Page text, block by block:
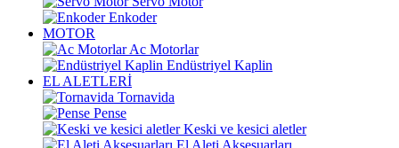
Enkoder
MOTOR
Ac Motorlar
Endüstriyel Kaplin
EL ALETLERİ
Tornavida
Pense
Keski ve kesici aletler
El Aleti Aksesuarları